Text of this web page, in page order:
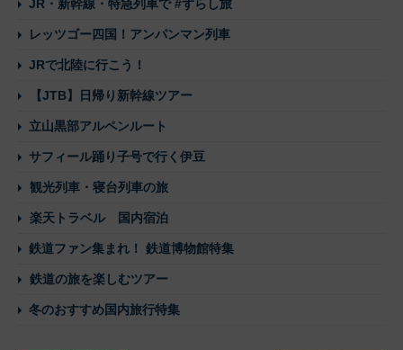
JR・新幹線・特急列車で #ずらし旅
レッツゴー四国！アンパンマン列車
JRで北陸に行こう！
【JTB】日帰り新幹線ツアー
立山黒部アルペンルート
サフィール踊り子号で行く伊豆
観光列車・寝台列車の旅
楽天トラベル 国内宿泊
鉄道ファン集まれ！ 鉄道博物館特集
鉄道の旅を楽しむツアー
冬のおすすめ国内旅行特集